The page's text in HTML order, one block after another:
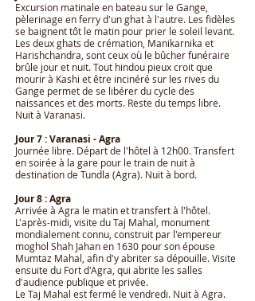
Excursion matinale en bateau sur le Gange,
pèlerinage en ferry d'un ghat à l'autre. Les fidèles
se baignent tôt le matin pour prier le soleil levant.
Les deux ghats de crémation, Manikarnika et
Harishchandra, sont ceux où le bûcher funéraire
brûle jour et nuit. Tout hindou pieux croit que
mourir à Kashi et être incinéré sur les rives du
Gange permet de se libérer du cycle des
naissances et des morts. Reste du temps libre.
Nuit à Varanasi.
Jour 7 : Varanasi - Agra
Journée libre. Départ de l'hôtel à 12h00. Transfert
en soirée à la gare pour le train de nuit à
destination de Tundla (Agra). Nuit à bord.
Jour 8 : Agra
Arrivée à Agra le matin et transfert à l'hôtel.
L'après-midi, visite du Taj Mahal, monument
mondialement connu, construit par l'empereur
moghol Shah Jahan en 1630 pour son épouse
Mumtaz Mahal, afin d'y abriter sa dépouille. Visite
ensuite du Fort d'Agra, qui abrite les salles
d'audience publique et privée.
Le Taj Mahal est fermé le vendredi. Nuit à Agra.